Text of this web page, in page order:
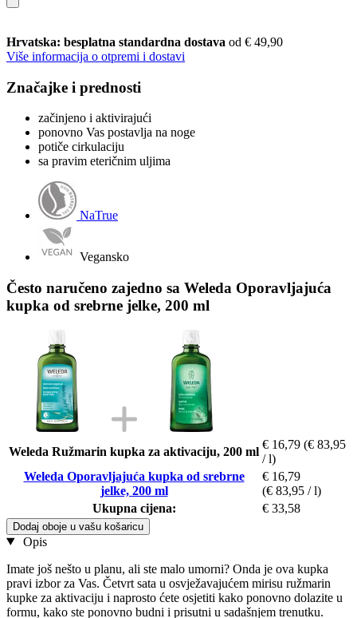
Hrvatska: besplatna standardna dostava od € 49,90
Više informacija o otpremi i dostavi
Značajke i prednosti
začinjeno i aktivirajući
ponovno Vas postavlja na noge
potiče cirkulaciju
sa pravim eteričnim uljima
NaTrue
Vegansko
Često naručeno zajedno sa Weleda Oporavljajuća
kupka od srebrne jelke, 200 ml
Weleda Ružmarin kupka za aktivaciju, 200 ml
€ 16,79 (€ 83,95
/ l)
Weleda Oporavljajuća kupka od srebrne
jelke, 200 ml
€ 16,79
(€ 83,95 / l)
Ukupna cijena:
€ 33,58
Dodaj oboje u vašu košaricu
Opis
Imate još nešto u planu, ali ste malo umorni? Onda je ova kupka
pravi izbor za Vas. Četvrt sata u osvježavajućem mirisu ružmarin
kupke za aktivaciju i naprosto ćete osjetiti kako ponovno dolazite u
formu, kako ste ponovno budni i prisutni u sadašnjem trenutku.